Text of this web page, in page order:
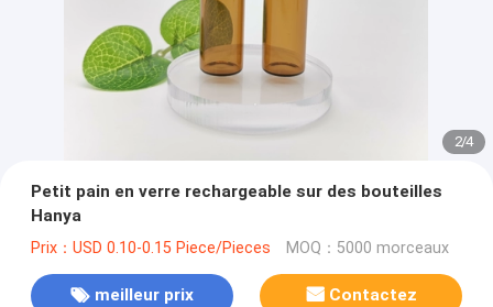
2/4
Petit pain en verre rechargeable sur des bouteilles
Hanya
Prix：USD 0.10-0.15 Piece/Pieces MOQ：5000 morceaux
meilleur prix Contactez